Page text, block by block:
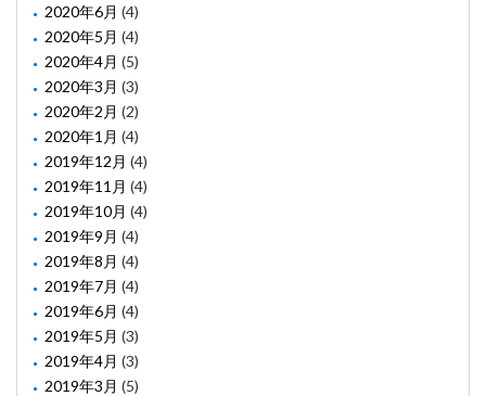
2020年6月 (4)
2020年5月 (4)
2020年4月 (5)
2020年3月 (3)
2020年2月 (2)
2020年1月 (4)
2019年12月 (4)
2019年11月 (4)
2019年10月 (4)
2019年9月 (4)
2019年8月 (4)
2019年7月 (4)
2019年6月 (4)
2019年5月 (3)
2019年4月 (3)
2019年3月 (5)